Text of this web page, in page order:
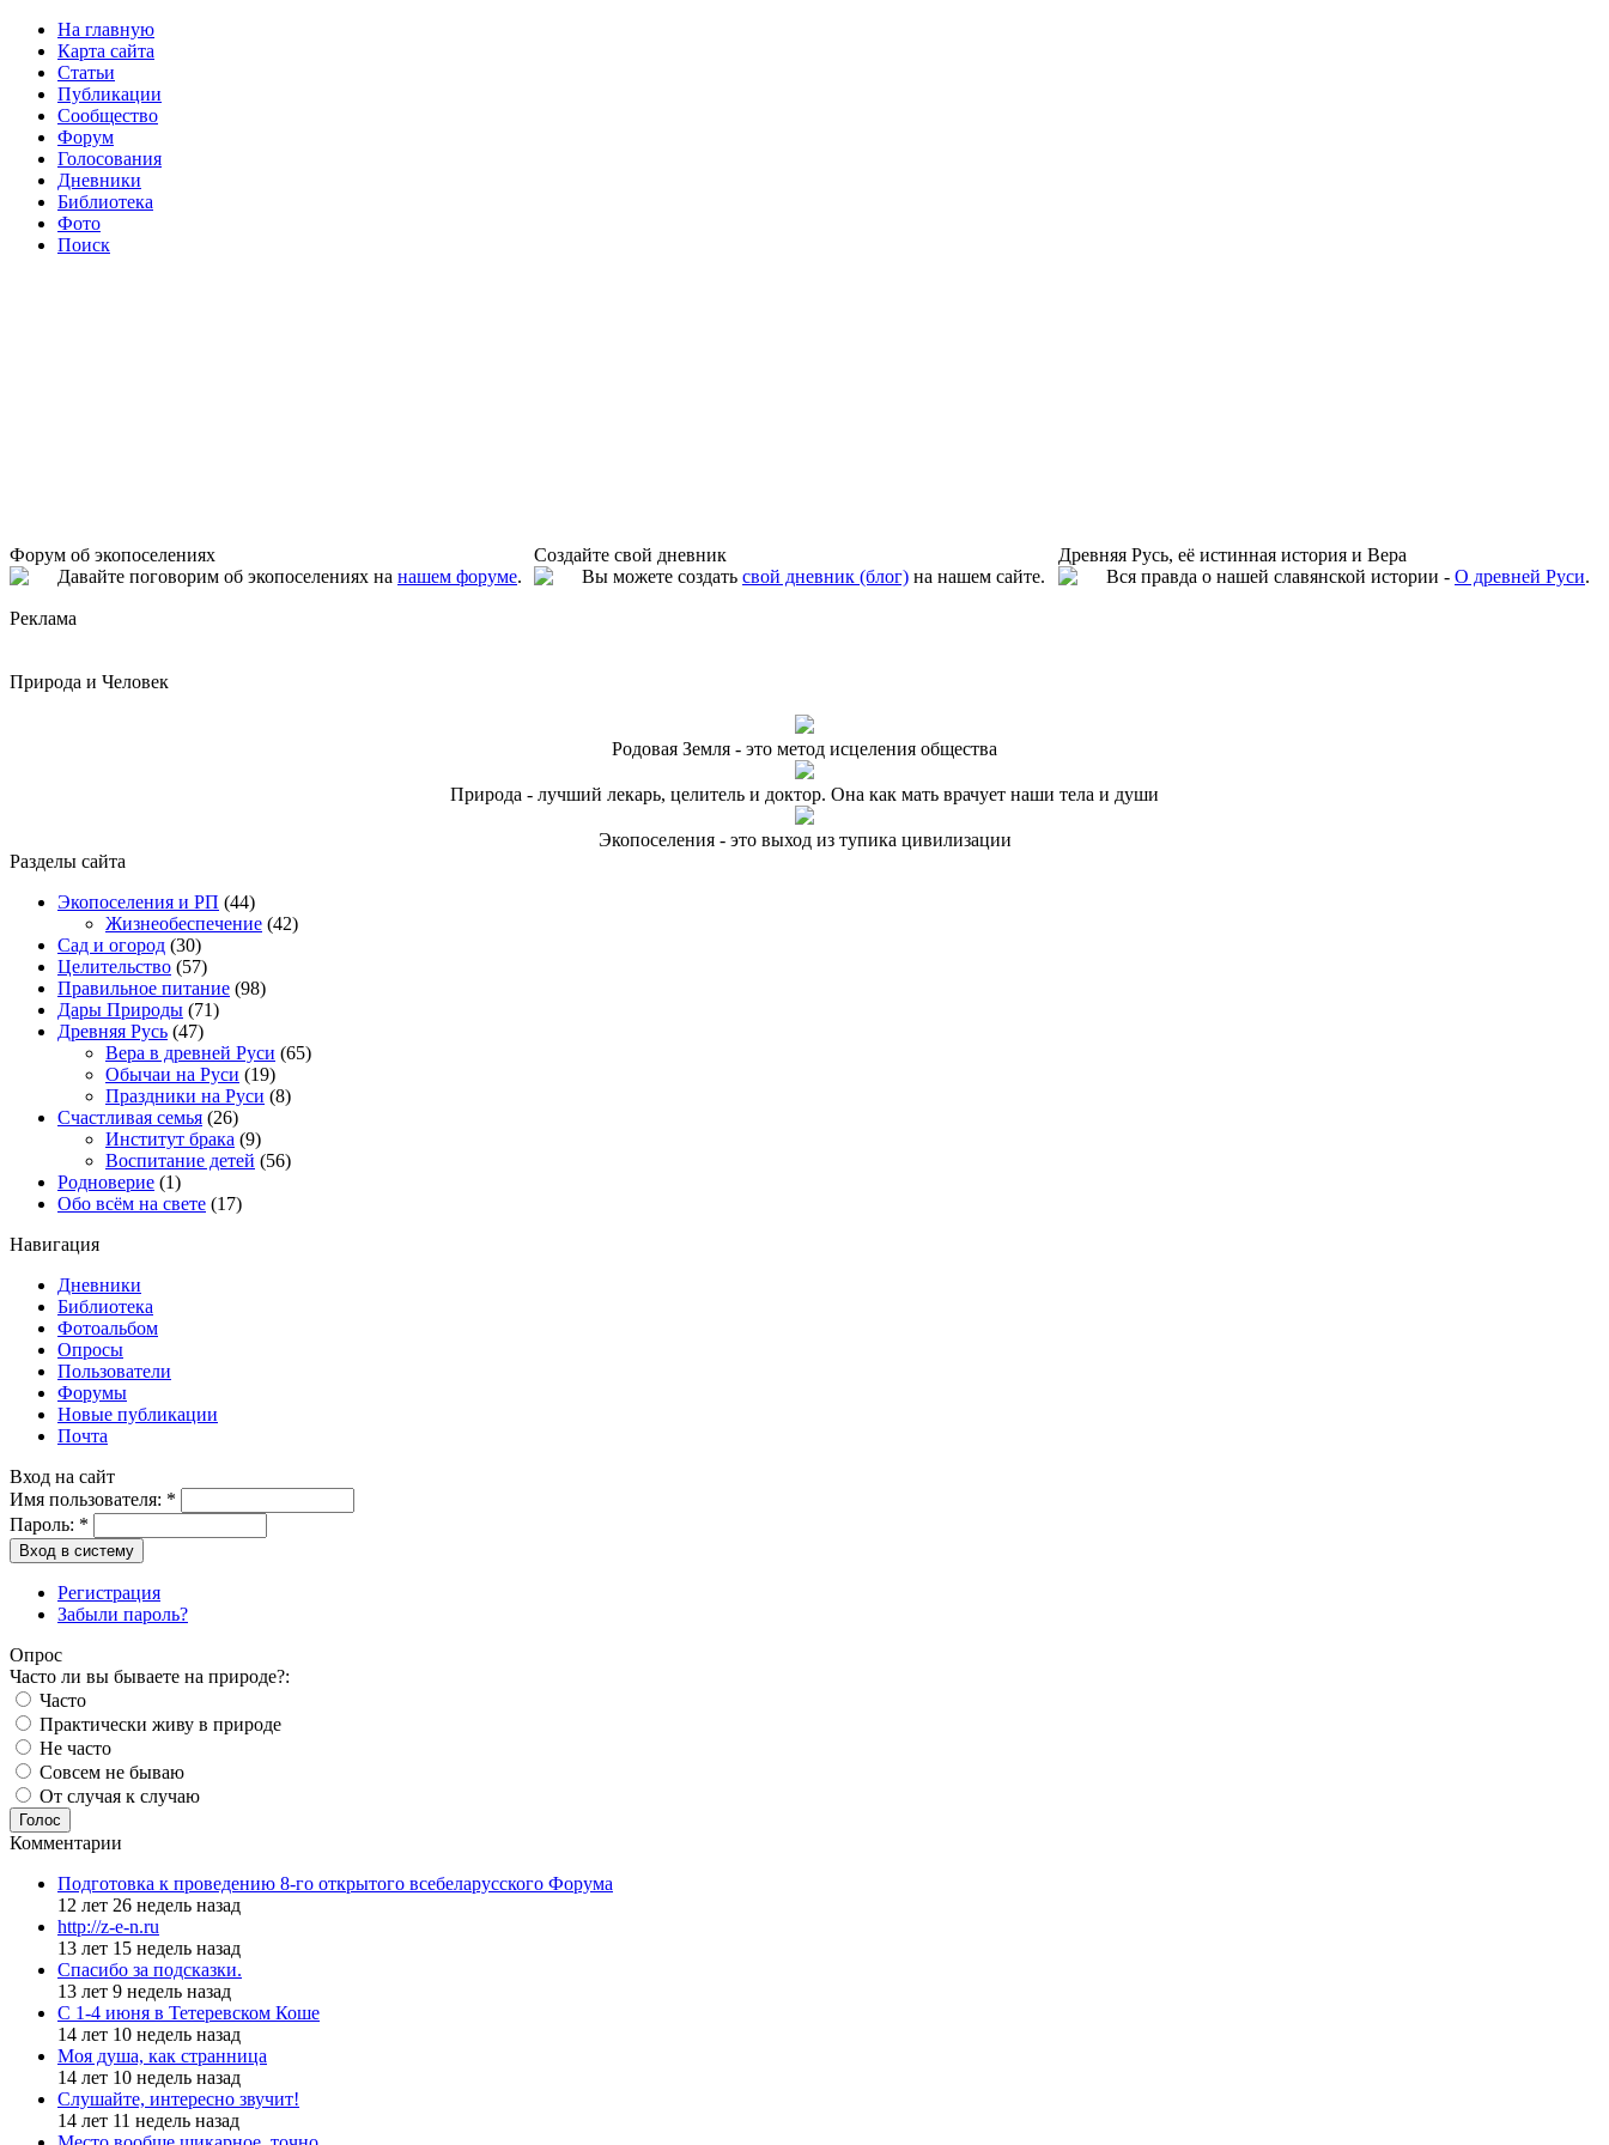
На главную
Карта сайта
Статьи
Публикации
Сообщество
Форум
Голосования
Дневники
Библиотека
Фото
Поиск
Форум об экопоселениях
Давайте поговорим об экопоселениях на нашем форуме.
Создайте свой дневник
Вы можете создать свой дневник (блог) на нашем сайте.
Древняя Русь, её истинная история и Вера
Вся правда о нашей славянской истории - О древней Руси.
Реклама
Природа и Человек
Родовая Земля - это метод исцеления общества
Природа - лучший лекарь, целитель и доктор. Она как мать врачует наши тела и души
Экопоселения - это выход из тупика цивилизации
Разделы сайта
Экопоселения и РП (44)
Жизнеобеспечение (42)
Сад и огород (30)
Целительство (57)
Правильное питание (98)
Дары Природы (71)
Древняя Русь (47)
Вера в древней Руси (65)
Обычаи на Руси (19)
Праздники на Руси (8)
Счастливая семья (26)
Институт брака (9)
Воспитание детей (56)
Родноверие (1)
Обо всём на свете (17)
Навигация
Дневники
Библиотека
Фотоальбом
Опросы
Пользователи
Форумы
Новые публикации
Почта
Вход на сайт
Имя пользователя: *
Пароль: *
Вход в систему
Регистрация
Забыли пароль?
Опрос
Часто ли вы бываете на природе?:
Часто
Практически живу в природе
Не часто
Совсем не бываю
От случая к случаю
Голос
Комментарии
Подготовка к проведению 8-го открытого всебеларусского Форума
12 лет 26 недель назад
http://z-e-n.ru
13 лет 15 недель назад
Спасибо за подсказки.
13 лет 9 недель назад
С 1-4 июня в Тетеревском Коше
14 лет 10 недель назад
Моя душа, как странница
14 лет 10 недель назад
Слушайте, интересно звучит!
14 лет 11 недель назад